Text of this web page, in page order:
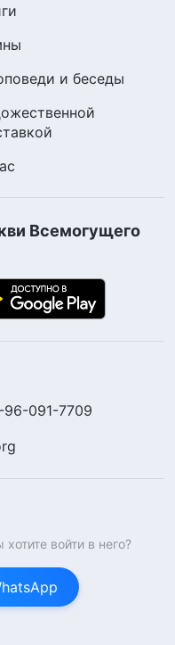
и беседы
Всемогущего
091-7709
войти в него?